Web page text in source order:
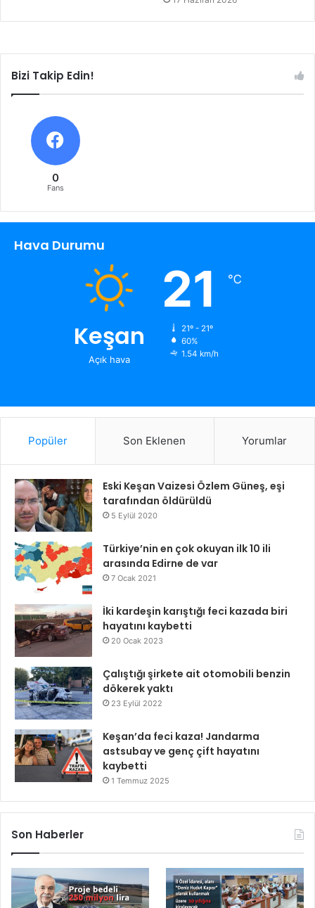
Bizi Takip Edin!
0
Fans
Hava Durumu
Keşan
Açık hava
21 ℃
21º - 21º
60%
1.54 km/h
Popüler Son Eklenen Yorumlar
Eski Keşan Vaizesi Özlem Güneş, eşi
tarafından öldürüldü
5 Eylül 2020
Türkiye’nin en çok okuyan ilk 10 ili
arasında Edirne de var
7 Ocak 2021
İki kardeşin karıştığı feci kazada biri
hayatını kaybetti
20 Ocak 2023
Çalıştığı şirkete ait otomobili benzin
dökerek yaktı
23 Eylül 2022
Keşan’da feci kaza! Jandarma
astsubay ve genç çift hayatını
kaybetti
1 Temmuz 2025
Son Haberler